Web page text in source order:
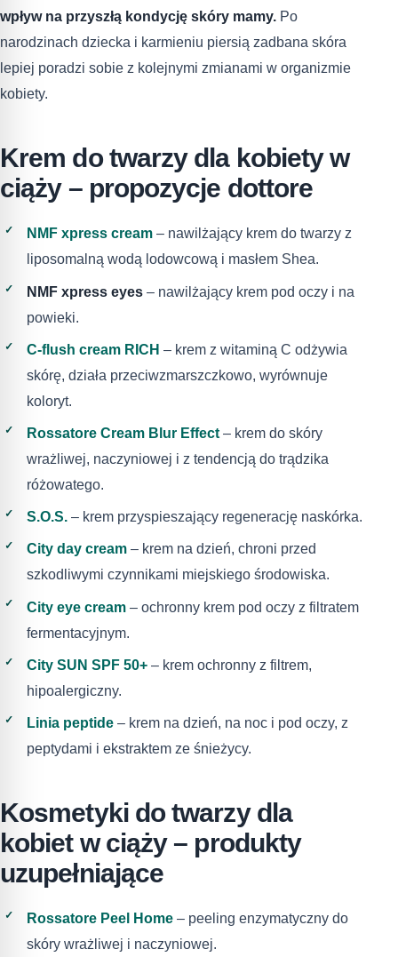
wpływ na przyszłą kondycję skóry mamy. Po
narodzinach dziecka i karmieniu piersią zadbana skóra
lepiej poradzi sobie z kolejnymi zmianami w organizmie
kobiety.
Krem do twarzy dla kobiety w
ciąży – propozycje dottore
NMF xpress cream ‒ nawilżający krem do twarzy z
liposomalną wodą lodowcową i masłem Shea.
NMF xpress eyes – nawilżający krem pod oczy i na
powieki.
C-flush cream RICH ‒ krem z witaminą C odżywia
skórę, działa przeciwzmarszczkowo, wyrównuje
koloryt.
Rossatore Cream Blur Effect – krem do skóry
wrażliwej, naczyniowej i z tendencją do trądzika
różowatego.
S.O.S. – krem przyspieszający regenerację naskórka.
City day cream – krem na dzień, chroni przed
szkodliwymi czynnikami miejskiego środowiska.
City eye cream – ochronny krem pod oczy z filtratem
fermentacyjnym.
City SUN SPF 50+ – krem ochronny z filtrem,
hipoalergiczny.
Linia peptide – krem na dzień, na noc i pod oczy, z
peptydami i ekstraktem ze śnieżycy.
Kosmetyki do twarzy dla
kobiet w ciąży – produkty
uzupełniające
Rossatore Peel Home – peeling enzymatyczny do
skóry wrażliwej i naczyniowej.